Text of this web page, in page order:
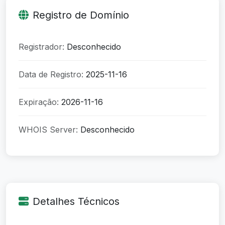
Registro de Domínio
Registrador: Desconhecido
Data de Registro: 2025-11-16
Expiração: 2026-11-16
WHOIS Server: Desconhecido
Detalhes Técnicos